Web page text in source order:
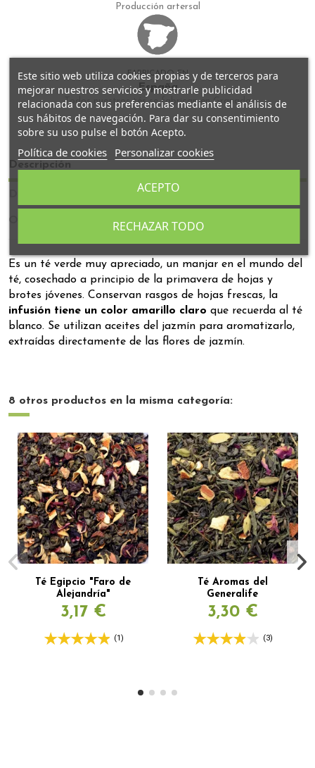
Producción artersal
FABRICADO EN
España
Todos nuestros tés se fabrican en Granada
Descripción
Opiniones
Es un té verde muy apreciado, un manjar en el mundo del
té, cosechado a principio de la primavera de hojas y
brotes jóvenes. Conservan rasgos de hojas frescas, la
infusión tiene un color amarillo claro que recuerda al té
blanco. Se utilizan aceites del jazmín para aromatizarlo,
extraídas directamente de las flores de jazmín.
8 otros productos en la misma categoría:
Té Egipcio "Faro de
Alejandría"
3,17 €
(1)
Té Aromas del
Generalife
3,30 €
(3)
Este sitio web utiliza cookies propias y de terceros para
mejorar nuestros servicios y mostrarle publicidad
relacionada con sus preferencias mediante el análisis de
sus hábitos de navegación. Para dar su consentimiento
sobre su uso pulse el botón Acepto.
Política de cookies Personalizar cookies
RECHAZAR TODO
ACEPTO